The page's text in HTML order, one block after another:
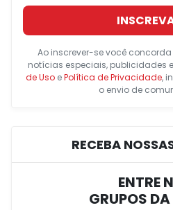
Ao inscrever-se você
notícias especiais, publicidades
de UsoePolítica de Privacidade,
o envio de
RECEBA
ENTRE
GRUPOS